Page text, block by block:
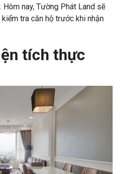
nay, Tường Phát Land sẽ
tra căn hộ trước khi nhận
tích thực